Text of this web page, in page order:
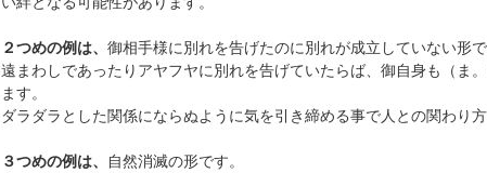
２つめの例は、御相手様に別れを告げたのに別れが成立していない形で
遠まわしであったりアヤフヤに別れを告げていたらば、御自身も（ま
ます。
ダラダラとした関係にならぬように気を引き締める事で人との関わり
３つめの例は、
自然消滅の形です。